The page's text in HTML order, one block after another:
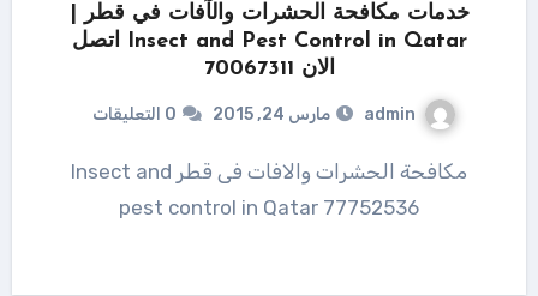
خدمات مكافحة الحشرات والآفات في قطر |
Insect and Pest Control in Qatar اتصل
الان 70067311
admin مارس 24, 2015 0 التعليقات
مكافحة الحشرات والافات فى قطر Insect and
pest control in Qatar 77752536